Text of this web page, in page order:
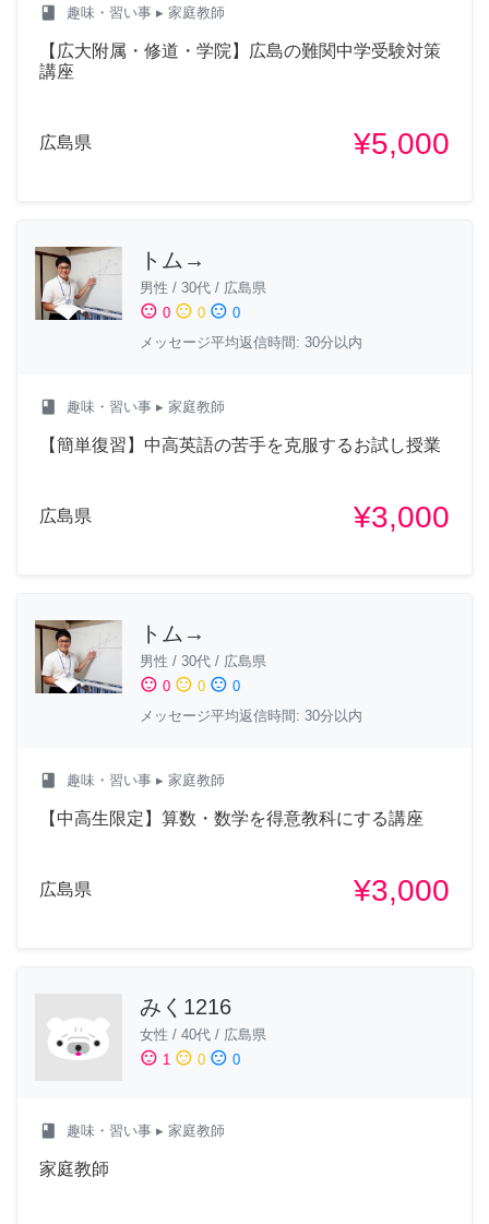
class 趣味・習い事 ▸ 家庭教師
【広大附属・修道・学院】広島の難関中学受験対策
講座
広島県 ¥5,000
トム→
男性 / 30代 / 広島県
sentiment_satisfied 0 sentiment_neutral 0 sentiment_dissatisfied 0
メッセージ平均返信時間: 30分以内
class 趣味・習い事 ▸ 家庭教師
【簡単復習】中高英語の苦手を克服するお試し授業
広島県 ¥3,000
トム→
男性 / 30代 / 広島県
sentiment_satisfied 0 sentiment_neutral 0 sentiment_dissatisfied 0
メッセージ平均返信時間: 30分以内
class 趣味・習い事 ▸ 家庭教師
【中高生限定】算数・数学を得意教科にする講座
広島県 ¥3,000
みく1216
女性 / 40代 / 広島県
sentiment_satisfied 1 sentiment_neutral 0 sentiment_dissatisfied 0
class 趣味・習い事 ▸ 家庭教師
家庭教師